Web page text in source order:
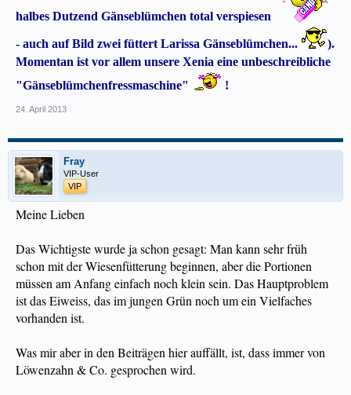
halbes Dutzend Gänseblümchen total verspiesen
- auch auf Bild zwei füttert Larissa Gänseblümchen...
).
Momentan ist vor allem unsere Xenia eine unbeschreibliche
"Gänseblümchenfressmaschine"
!
24. April 2013
Fray
VIP-User
VIP
Meine Lieben
Das Wichtigste wurde ja schon gesagt: Man kann sehr früh
schon mit der Wiesenfütterung beginnen, aber die Portionen
müssen am Anfang einfach noch klein sein. Das Hauptproblem
ist das Eiweiss, das im jungen Grün noch um ein Vielfaches
vorhanden ist.
Was mir aber in den Beiträgen hier auffällt, ist, dass immer von
Löwenzahn & Co. gesprochen wird.